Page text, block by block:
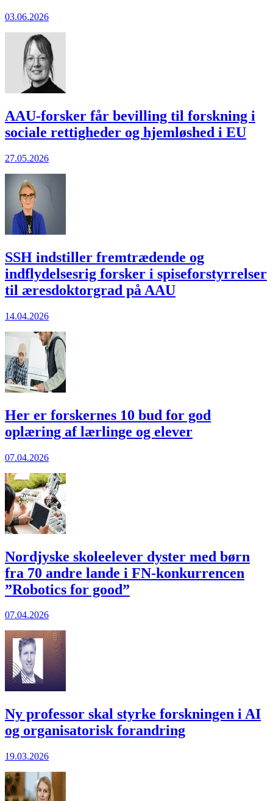
03.06.2026
AAU-forsker får bevilling til forskning i
sociale rettigheder og hjem­løshed i EU
27.05.2026
SSH indstiller fremtrædende og
indflydelsesrig forsker i spiseforstyrrelser
til æresdoktorgrad på AAU
14.04.2026
Her er forskernes 10 bud for god
oplæring af lærlinge og elever
07.04.2026
Nordjyske skole­elever dyster med børn
fra 70 andre lande i FN-konkurrencen
”Robotics for good”
07.04.2026
Ny professor skal styrke forskningen i AI
og organisatorisk forandring
19.03.2026